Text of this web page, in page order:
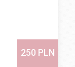
250 PLN